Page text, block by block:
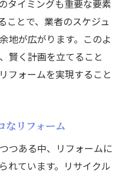
タイミングも重要な要素
ことで、業者のスケジュ
地が広がります。このよ
賢く計画を立てること
フォームを実現すること
なリフォーム
つある中、リフォームに
れています。リサイクル